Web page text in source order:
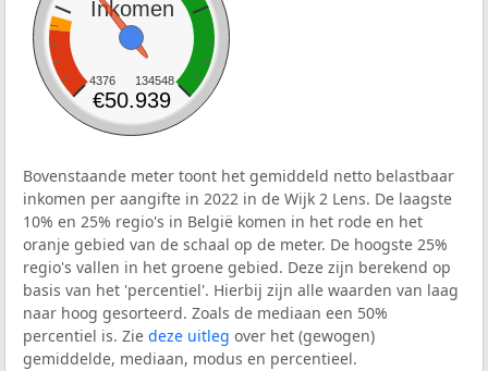
Inkomen
4376 134548
€50.939
Bovenstaande meter toont het gemiddeld netto belastbaar
inkomen per aangifte in 2022 in de Wijk 2 Lens. De laagste
10% en 25% regio's in België komen in het rode en het
oranje gebied van de schaal op de meter. De hoogste 25%
regio's vallen in het groene gebied. Deze zijn berekend op
basis van het 'percentiel'. Hierbij zijn alle waarden van laag
naar hoog gesorteerd. Zoals de mediaan een 50%
percentiel is. Zie deze uitleg over het (gewogen)
gemiddelde, mediaan, modus en percentieel.